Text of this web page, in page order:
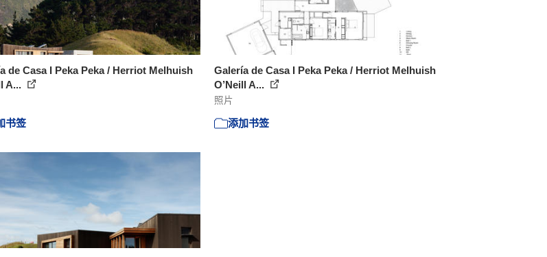
de Casa I Peka Peka / Herriot Melhuish
A...
书签
Galería de Casa I Peka Peka / Herriot Melhuish
O’Neill A...
照片
添加书签